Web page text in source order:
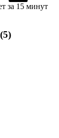
за 15 минут
(5)